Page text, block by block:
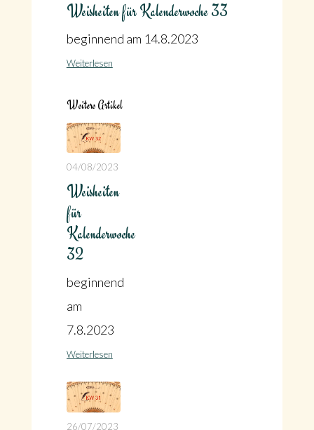
Weisheiten für Kalenderwoche 33
beginnend am 14.8.2023
Weiterlesen
Weitere Artikel
04/08/2023
Weisheiten
für
Kalenderwoche
32
beginnend
am
7.8.2023
Weiterlesen
26/07/2023